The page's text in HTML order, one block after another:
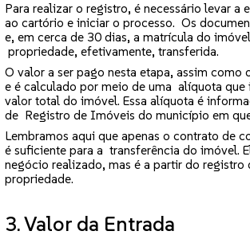
Para realizar o registro, é necessário levar a
ao cartório e iniciar o processo. Os
e, em cerca de 30 dias, a matrícula do
propriedade, efetivamente, transferida.
O valor a ser pago nesta etapa, assim
e é calculado por meio de uma alíquota que
valor total do imóvel. Essa alíquota é
de Registro de Imóveis do município em
Lembramos aqui que apenas o contrato de
é suficiente para a transferência do imóvel.
negócio realizado, mas é a partir do registro
propriedade.
3. Valor da Entrada